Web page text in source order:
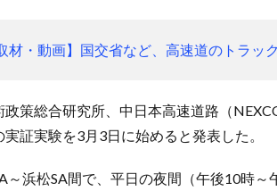
材・動画】国交省など、高速道のトラッ
策総合研究所、中日本高速道路（
証実験を3月3日に始めると発表した。
～浜松SA間で、平日の夜間（午後10時